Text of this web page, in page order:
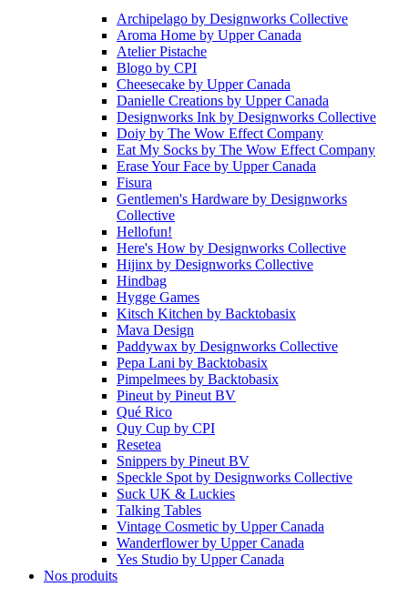
Archipelago by Designworks Collective
Aroma Home by Upper Canada
Atelier Pistache
Blogo by CPI
Cheesecake by Upper Canada
Danielle Creations by Upper Canada
Designworks Ink by Designworks Collective
Doiy by The Wow Effect Company
Eat My Socks by The Wow Effect Company
Erase Your Face by Upper Canada
Fisura
Gentlemen's Hardware by Designworks
Collective
Hellofun!
Here's How by Designworks Collective
Hijinx by Designworks Collective
Hindbag
Hygge Games
Kitsch Kitchen by Backtobasix
Mava Design
Paddywax by Designworks Collective
Pepa Lani by Backtobasix
Pimpelmees by Backtobasix
Pineut by Pineut BV
Qué Rico
Quy Cup by CPI
Resetea
Snippers by Pineut BV
Speckle Spot by Designworks Collective
Suck UK & Luckies
Talking Tables
Vintage Cosmetic by Upper Canada
Wanderflowerby Upper Canada
Yes Studio by Upper Canada
Nos produits